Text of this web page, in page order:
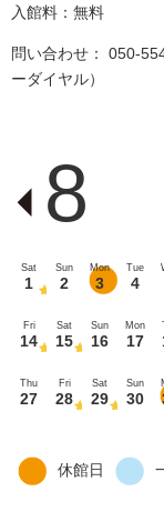
入館料：無料
問い合わせ： 050-
ーダイヤル）
8
Sat
1
Sun
2
Mon
3
Tue
4
Fri
14
Sat
15
Sun
16
Mon
17
Thu
27
Fri
28
Sat
29
Sun
30
休館日